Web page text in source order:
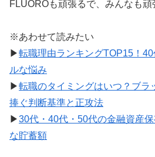
FLUOROも頑張るで、みんなも頑
※あわせて読みたい
▶転職理由ランキングTOP15！
ルな悩み
▶転職のタイミングはいつ？ブラ
捧ぐ判断基準と正攻法
▶30代・40代・50代の金融資産
な貯蓄額